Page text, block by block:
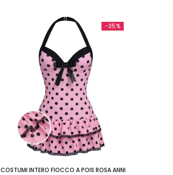
-35%
COSTUMI INTERO FIOCCO A POIS ROSA ANNI